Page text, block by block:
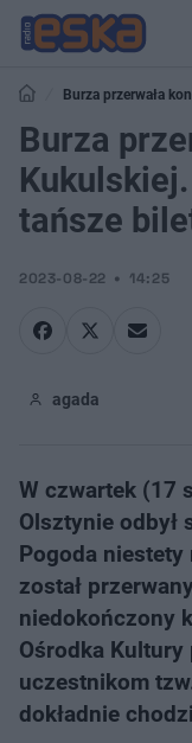
Burza przerwała
na inny występ
Burza
tańsze
2023-08-22 14:25
agada
W czwartek (17
Olsztynie odbył
Pogoda niestety
został
niedokończony
Ośrodka Kultury
uczestnikom
dokładnie